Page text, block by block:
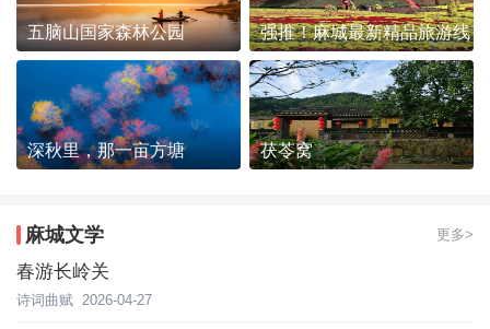
五脑山国家森林公园 强推！麻城最新精品旅游线
路发布~
深秋里，那一亩方塘 茯苓窝
麻城文学 更多>
春游长岭关
诗词曲赋 2026-04-27